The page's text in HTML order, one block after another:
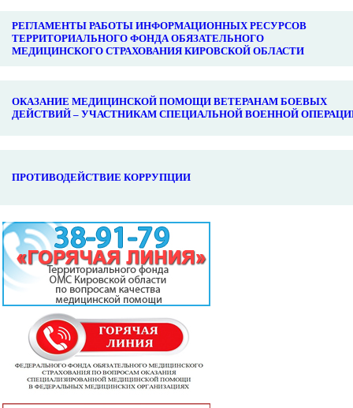
РЕГЛАМЕНТЫ РАБОТЫ ИНФОРМАЦИОННЫХ РЕСУРСОВ
ТЕРРИТОРИАЛЬНОГО ФОНДА ОБЯЗАТЕЛЬНОГО
МЕДИЦИНСКОГО СТРАХОВАНИЯ КИРОВСКОЙ ОБЛАСТИ
ОКАЗАНИЕ МЕДИЦИНСКОЙ ПОМОЩИ ВЕТЕРАНАМ БОЕВЫХ
ДЕЙСТВИЙ – УЧАСТНИКАМ СПЕЦИАЛЬНОЙ ВОЕННОЙ
ПРОТИВОДЕЙСТВИЕ КОРРУПЦИИ